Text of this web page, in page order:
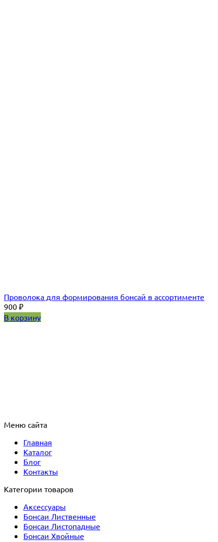
Проволока для формирования бонсай в ассортименте
900 ₽
В корзину
Меню сайта
Главная
Каталог
Блог
Контакты
Категории товаров
Аксессуары
Бонсаи Лиственные
Бонсаи Листопадные
Бонсаи Хвойные